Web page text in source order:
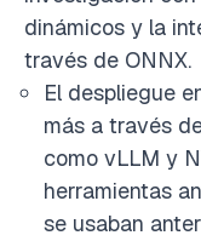
dinámicos y la
través de ONNX.
El despliegue
más a través
como vLLM y
herramientas
se usaban